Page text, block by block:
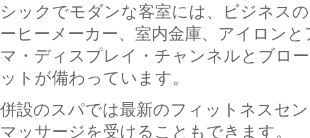
シックでモダンな客室には、ビジネス
ーヒーメーカー、室内金庫、アイロン
マ・ディスプレイ・チャンネルとブロ
ットが備わっています。
併設のスパでは最新のフィットネスセ
マッサージを受けることもできます。